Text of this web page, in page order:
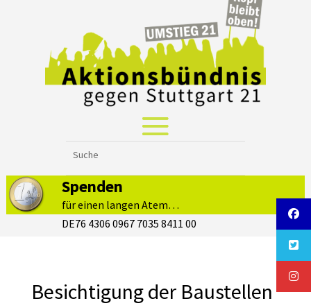
Spenden
für einen langen Atem…
DE76 4306 0967 7035 8411 00
Besichtigung der Baustellen